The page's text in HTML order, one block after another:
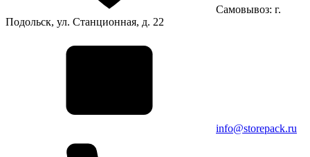
Самовывоз: г.
Подольск, ул. Станционная, д. 22
info@storepack.ru